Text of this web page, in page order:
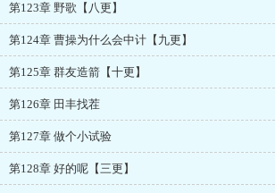
第123章 野歌【八更】
第124章 曹操为什么会中计【九更】
第125章 群友造箭【十更】
第126章 田丰找茬
第127章 做个小试验
第128章 好的呢【三更】